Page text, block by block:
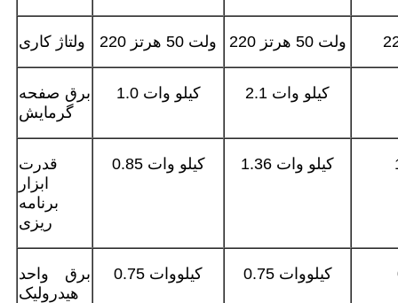
ولتاژ کاری 220 ولت 50 هرتز 220 ولت 50 هرتز
برق صفحه
گرمایش
1.0 کیلو وات 2.1 کیلو وات
قدرت
ابزار
برنامه
ریزی
0.85 کیلو وات 1.36 کیلو وات
برق واحد
هیدرولیک
0.75 کیلووات 0.75 کیلووات